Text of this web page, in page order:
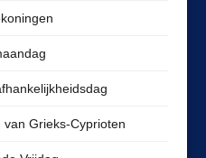
van Grieks-Cyprioten